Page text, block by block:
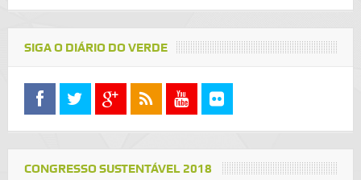
SIGA O DIÁRIO DO VERDE
CONGRESSO SUSTENTÁVEL 2018